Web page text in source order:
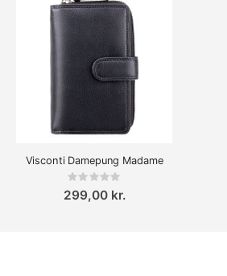
Visconti Damepung Madame
Rating:
299,00 kr.